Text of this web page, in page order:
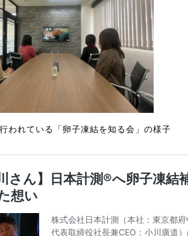
われている「卵子凍結を知る会」の様子